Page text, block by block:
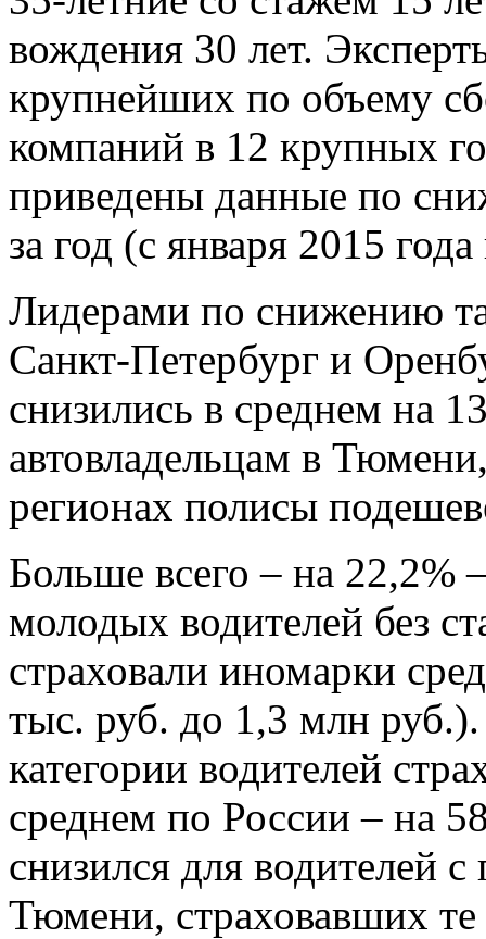
вождения 30 лет.
крупнейших по объему
компаний в 12 крупных
приведены данные по
за год (с января 2015
Лидерами по снижению
Санкт-Петербург и
снизились в среднем на
автовладельцам в
регионах полисы
Больше всего – на 22,2%
молодых водителей без
страховали иномарки
тыс. руб. до 1,3 млн
категории водителей
среднем по России – на
снизился для водителей
Тюмени, страховавших